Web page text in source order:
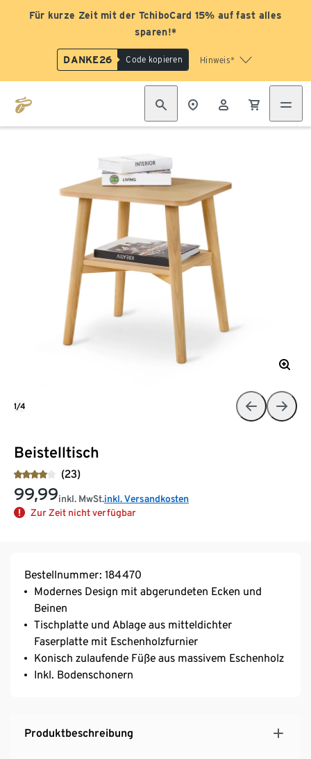
Für kurze Zeit mit der TchiboCard 15% auf fast alles
sparen!*
DANKE26 Code kopieren Hinweis*
Beistelltisch
(23)
99,99inkl. MwSt.inkl. Versandkosten
Zur Zeit nicht verfügbar
1/4
Bestellnummer: 184470
Modernes Design mit abgerundeten Ecken und
Beinen
Tischplatte und Ablage aus mitteldichter
Faserplatte mit Eschenholzfurnier
Konisch zulaufende Füße aus massivem Eschenholz
Inkl. Bodenschonern
Produktbeschreibung